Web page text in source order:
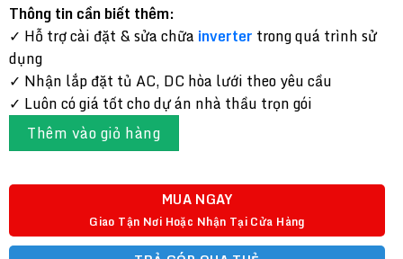
Thông tin cần biết thêm:
✓ Hỗ trợ cài đặt & sửa chữa inverter trong quá trình sử
dụng
✓ Nhận lắp đặt tủ AC, DC hòa lưới theo yêu cầu
✓ Luôn có giá tốt cho dự án nhà thầu trọn gói
Thêm vào giỏ hàng
MUA NGAY
Giao Tận Nơi Hoặc Nhận Tại Cửa Hàng